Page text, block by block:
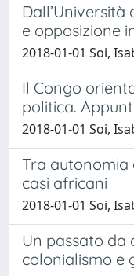
e opposizione
2018-01-01 Soi,
Il Congo
politica.
2018-01-01 Soi,
Tra autonomia
casi africani
2018-01-01 Soi,
Un passato da
colonialismo e